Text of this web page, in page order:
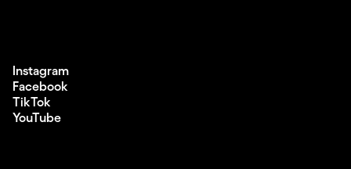
Instagram
Facebook
TikTok
YouTube